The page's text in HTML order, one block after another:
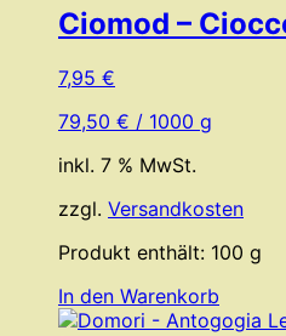
Ciomod –
7,95 €
79,50 € / 1000 g
inkl. 7 % MwSt.
zzgl. Versandkosten
Produkt enthält: 100 g
In den Warenkorb